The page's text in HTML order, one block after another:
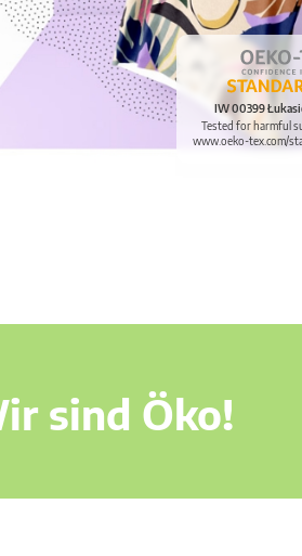
IW 00399
Tested for harmful
www.oeko-tex.com/
sind Öko!